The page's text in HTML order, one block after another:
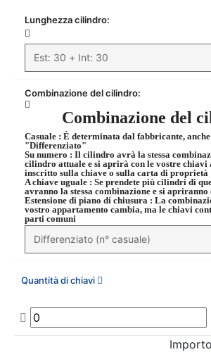
Lunghezza cilindro:
Combinazione del cilindro:
Combinazione del
Casuale : È determinata dal fabbricante,
"Differenziato"
Su numero : Il cilindro avrà la stessa
cilindro attuale e si aprirà con le vostre chiavi
inscritto sulla chiave o sulla carta di proprietà
A chiave uguale : Se prendete più cilindri di
avranno la stessa combinazione e si apriranno
Estensione di piano di chiusura : La
vostro appartamento cambia, ma le chiavi
parti comuni
Quantità di chiavi